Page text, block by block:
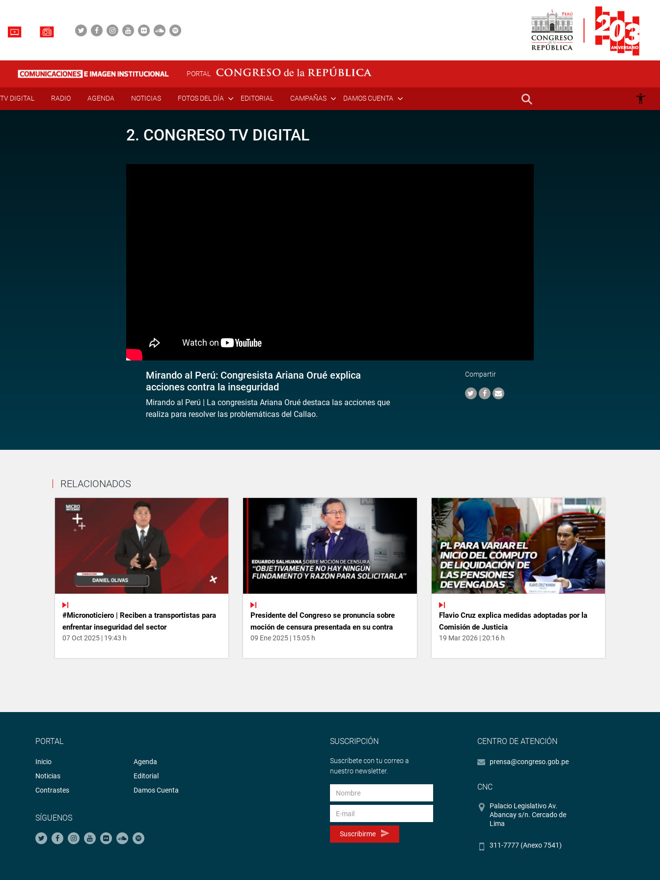
PORTAL
TV DIGITAL RADIO AGENDA NOTICIAS FOTOS DEL DÍA EDITORIAL CAMPAÑAS DAMOS CUENTA
2. CONGRESO TV DIGITAL
Mirando al Perú: Congresista Ariana Orué explica
acciones contra la inseguridad
Mirando al Perú | La congresista Ariana Orué destaca las acciones que
realiza para resolver las problemáticas del Callao.
Compartir
RELACIONADOS
#Micronoticiero | Reciben a transportistas para
enfrentar inseguridad del sector
07 Oct 2025 | 19:43 h
Presidente del Congreso se pronuncia sobre
moción de censura presentada en su contra
09 Ene 2025 | 15:05 h
Flavio Cruz explica medidas adoptadas por la
Comisión de Justicia
19 Mar 2026 | 20:16 h
PORTAL
Inicio
Noticias
Contrastes
Agenda
Editorial
Damos Cuenta
SÍGUENOS
SUSCRIPCIÓN
Suscríbete con tu correo a
nuestro newsletter.
Suscribirme
CENTRO DE ATENCIÓN
prensa@congreso.gob.pe
CNC
Palacio Legislativo Av.
Abancay s/n. Cercado de
Lima
311-7777 (Anexo 7541)